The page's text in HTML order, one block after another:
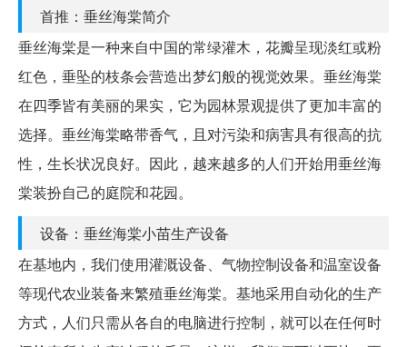
首推：垂丝海棠简介
垂丝海棠是一种来自中国的常绿灌木，花瓣呈现淡红或粉
红色，垂坠的枝条会营造出梦幻般的视觉效果。垂丝海棠
在四季皆有美丽的果实，它为园林景观提供了更加丰富的
选择。垂丝海棠略带香气，且对污染和病害具有很高的抗
性，生长状况良好。因此，越来越多的人们开始用垂丝海
棠装扮自己的庭院和花园。
设备：垂丝海棠小苗生产设备
在基地内，我们使用灌溉设备、气物控制设备和温室设备
等现代农业装备来繁殖垂丝海棠。基地采用自动化的生产
方式，人们只需从各自的电脑进行控制，就可以在任何时